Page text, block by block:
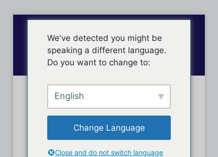
Inicio de sesión
We've detected you might be
speaking a different language.
Do you want to change to:
English
Change Language
Close and do not switch language